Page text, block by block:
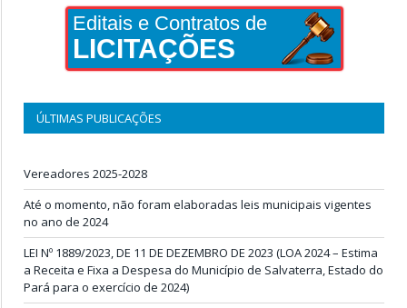
Editais e Contratos de
LICITAÇÕES
ÚLTIMAS PUBLICAÇÕES
Vereadores 2025-2028
Até o momento, não foram elaboradas leis municipais vigentes
no ano de 2024
LEI Nº 1889/2023, DE 11 DE DEZEMBRO DE 2023 (LOA 2024 – Estima
a Receita e Fixa a Despesa do Município de Salvaterra, Estado do
Pará para o exercício de 2024)